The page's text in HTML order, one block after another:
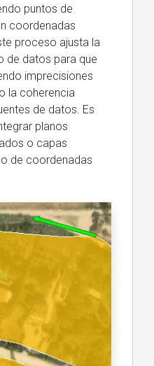
puntos de
coordenadas
proceso ajusta la
de datos para que
imprecisiones
la coherencia
de datos. Es
planos
o capas
de coordenadas